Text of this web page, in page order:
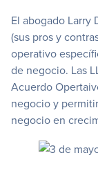
El abogado Larry
(sus pros y
operativo
de negocio. Las
Acuerdo
negocio y
negocio en